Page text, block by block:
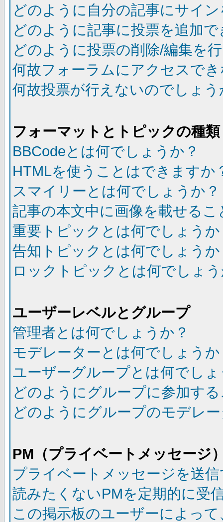
どのように自分の記事にサイ
どのように記事に投票を追加
どのように投票の削除/編集を
何故フォーラムにアクセスで
何故投票が行えないのでしょう
フォーマットとトピックの種類
BBCodeとは何でしょうか？
HTMLを使うことはできますか
スマイリーとは何でしょうか？
記事の本文中に画像を載せる
重要トピックとは何でしょうか
告知トピックとは何でしょうか
ロックトピックとは何でしょ
ユーザーレベルとグループ
管理者とは何でしょうか？
モデレーターとは何でしょうか
ユーザーグループとは何でし
どのようにグループに参加す
どのようにグループのモデレ
PM（プライベートメッセージ
プライベートメッセージを送
読みたくないPMを定期的に受
この掲示板のユーザーによっ